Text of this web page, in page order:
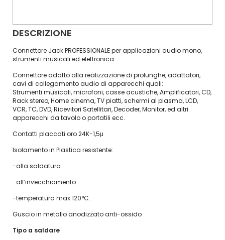
DESCRIZIONE
Connettore Jack PROFESSIONALE per applicazioni audio mono,
strumenti musicali ed elettronica.
Connettore adatto alla realizzazione di prolunghe, adattatori,
cavi di collegamento audio di apparecchi quali:
Strumenti musicali, microfoni, casse acustiche, Amplificatori, CD,
Rack stereo, Home cinema, TV piatti, schermi al plasma, LCD,
VCR, TC, DVD, Ricevitori Satellitari, Decoder, Monitor, ed altri
apparecchi da tavolo o portatili ecc.
Contatti placcati oro 24K-1,5μ
Isolamento in Plastica resistente:
-alla saldatura
-all’invecchiamento
-temperatura max 120°C.
Guscio in metallo anodizzato anti-ossido
Tipo a saldare